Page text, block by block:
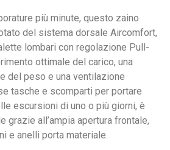
più minute, questo zaino
del sistema dorsale Aircomfort,
lombari con regolazione Pull-
ottimale del carico, una
del peso e una ventilazione
tasche e scomparti per portare
escursioni di uno o più giorni, è
grazie all’ampia apertura frontale,
e anelli porta materiale.